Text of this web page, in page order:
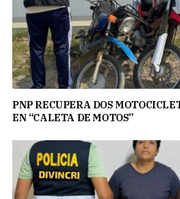
PNP RECUPERA DOS
EN “CALETA DE MOTOS”